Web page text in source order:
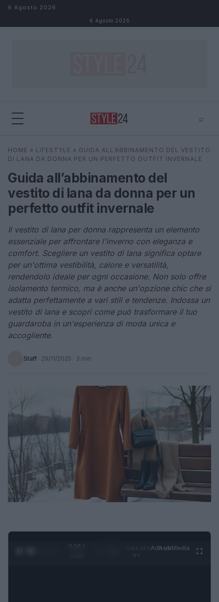
Salta al contenuto
6 Agosto 2026
6 Agosto 2026
⌕
Cerca ⌕ ×
HOME » LIFESTYLE » GUIDA ALL’ABBINAMENTO DEL VESTITO
DI LANA DA DONNA PER UN PERFETTO OUTFIT INVERNALE
Guida all’abbinamento del
vestito di lana da donna per un
perfetto outfit invernale
Il vestito di lana per donna rappresenta un elemento
essenziale per affrontare l'inverno con eleganza e
comfort. Scegliere un vestito di lana significa optare
per un'ottima vestibilità, calore e versatilità,
rendendolo ideale per ogni occasione. Non solo offre
isolamento termico, ma è anche un'opzione chic che si
adatta perfettamente a vari stili e tendenze. Indossa un
vestito di lana e scopri come può trasformare il tuo
guardaroba in un'esperienza di moda unica e
accogliente.
Staff · 29/11/2025 · 3 min
0:27 /
AdhubMedia